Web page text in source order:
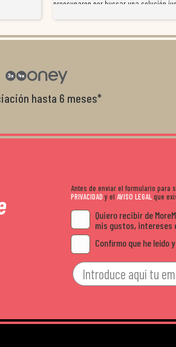
preocuparon por buscar una solución
con el cliente, y me ofrecieron unas
hasta 6 meses*
Antes de enviar el formulario para
PRIVACIDADy el AVISO LEGALque
Quiero recibir de
mis gustos, intereses
Confirmo que he leído